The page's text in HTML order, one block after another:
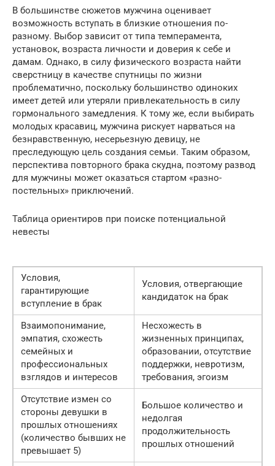
В большинстве сюжетов мужчина оценивает
возможность вступать в близкие отношения по-
разному. Выбор зависит от типа темперамента,
установок, возраста личности и доверия к себе и
дамам. Однако, в силу физического возраста найти
сверстницу в качестве спутницы по жизни
проблематично, поскольку большинство одиноких
имеет детей или утеряли привлекательность в силу
гормонального замедления. К тому же, если выбирать
молодых красавиц, мужчина рискует нарваться на
безнравственную, несерьезную девицу, не
преследующую цель создания семьи. Таким образом,
перспектива повторного брака скудна, поэтому развод
для мужчины может оказаться стартом «разно-
постельных» приключений.
Таблица ориентиров при поиске потенциальной
невесты
Условия,
гарантирующие
вступление в брак
Условия, отвергающие
кандидаток на брак
Взаимопонимание,
эмпатия, схожесть
семейных и
профессиональных
взглядов и интересов
Несхожесть в
жизненных принципах,
образовании, отсутствие
поддержки, невротизм,
требования, эгоизм
Отсутствие измен со
стороны девушки в
прошлых отношениях
(количество бывших не
превышает 5)
Большое количество и
недолгая
продолжительность
прошлых отношений